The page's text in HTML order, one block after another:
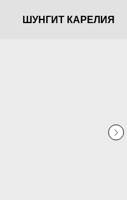
ШУНГИТ КАРЕЛИЯ